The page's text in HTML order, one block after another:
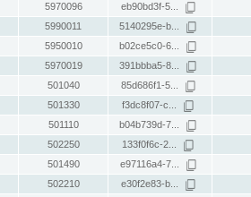
5970096 eb90bd3f-5...
5990011 5140295e-b...
5950010 b02ce5c0-6...
5970019 391bbba5-8...
501040 85d686f1-5...
501330 f3dc8f07-c...
501110 b04b739d-7...
502250 133f0f6c-2...
501490 e97116a4-7...
502210 e30f2e83-b...